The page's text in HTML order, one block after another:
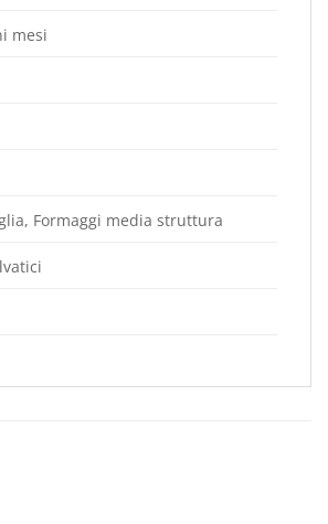
mesi
Formaggi media struttura